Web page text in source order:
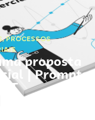
,PROCESSOS
proposta
| Prompts